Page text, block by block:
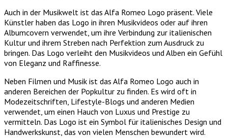
Auch in der Musikwelt ist das Alfa Romeo Logo präsent. Viele
Künstler haben das Logo in ihren Musikvideos oder auf ihren
Albumcovern verwendet, um ihre Verbindung zur italienischen
Kultur und ihrem Streben nach Perfektion zum Ausdruck zu
bringen. Das Logo verleiht den Musikvideos und Alben ein Gefühl
von Eleganz und Raffinesse.
Neben Filmen und Musik ist das Alfa Romeo Logo auch in
anderen Bereichen der Popkultur zu finden. Es wird oft in
Modezeitschriften, Lifestyle-Blogs und anderen Medien
verwendet, um einen Hauch von Luxus und Prestige zu
vermitteln. Das Logo ist ein Symbol für italienisches Design und
Handwerkskunst, das von vielen Menschen bewundert wird.